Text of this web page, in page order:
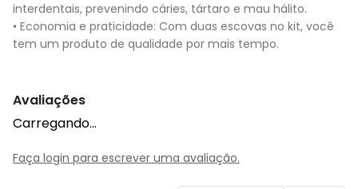
interdentais, prevenindo cáries, tártaro e mau hálito.
• Economia e praticidade: Com duas escovas no kit, você
tem um produto de qualidade por mais tempo.
Avaliações
Carregando…
Faça login para escrever uma avaliação.